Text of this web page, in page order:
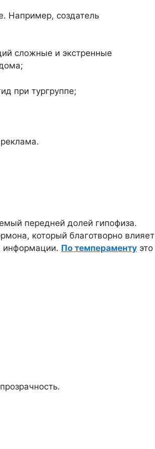
Например, создатель
сложные и экстренные
при тургруппе;
передней долей гипофиза.
который благотворно влияет
информации. По темпераменту это